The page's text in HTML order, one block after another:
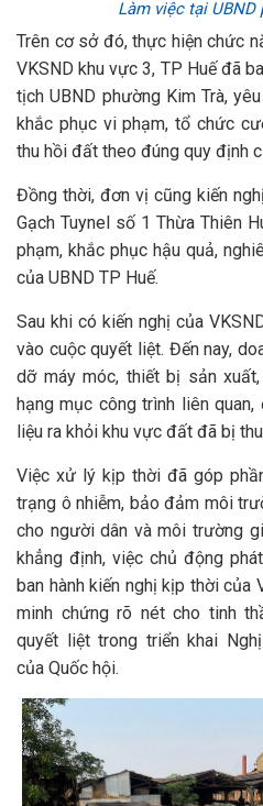
Làm việc tại UBND
Trên cơ sở đó, thực hiện chức
VKSND khu vực 3, TP Huế đã
tịch UBND phường Kim Trà,
khắc phục vi phạm, tổ chức
thu hồi đất theo đúng quy định
Đồng thời, đơn vị cũng kiến
Gạch Tuynel số 1 Thừa Thiên
phạm, khắc phục hậu quả,
của UBND TP Huế.
Sau khi có kiến nghị của
vào cuộc quyết liệt. Đến nay,
dỡ máy móc, thiết bị sản
hạng mục công trình liên
liệu ra khỏi khu vực đất đã bị
Việc xử lý kịp thời đã góp
trạng ô nhiễm, bảo đảm môi
cho người dân và môi trường
khẳng định, việc chủ động
ban hành kiến nghị kịp thời của
minh chứng rõ nét cho tinh
quyết liệt trong triển khai
của Quốc hội.